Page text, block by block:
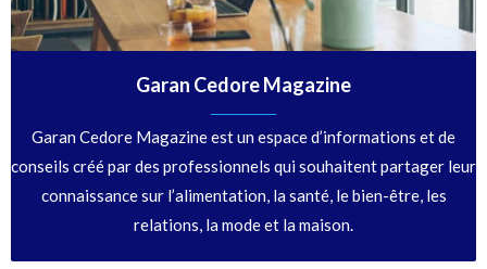
Garan Cedore Magazine
Garan Cedore Magazine est un espace d’informations et de
conseils créé par des professionnels qui souhaitent partager leur
connaissance sur l’alimentation, la santé, le bien-être, les
relations, la mode et la maison.